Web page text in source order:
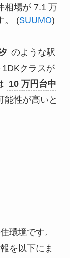
相場が 7.1 万
。 (SUUMO)
のような駅
クラスが
10 万円台中
能性が高いと
環境です。
を以下にま